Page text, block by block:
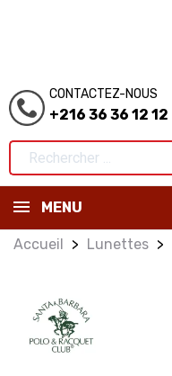
CONTACTEZ-NOUS
+216 36 36 12 12
MENU
Accueil Lunettes